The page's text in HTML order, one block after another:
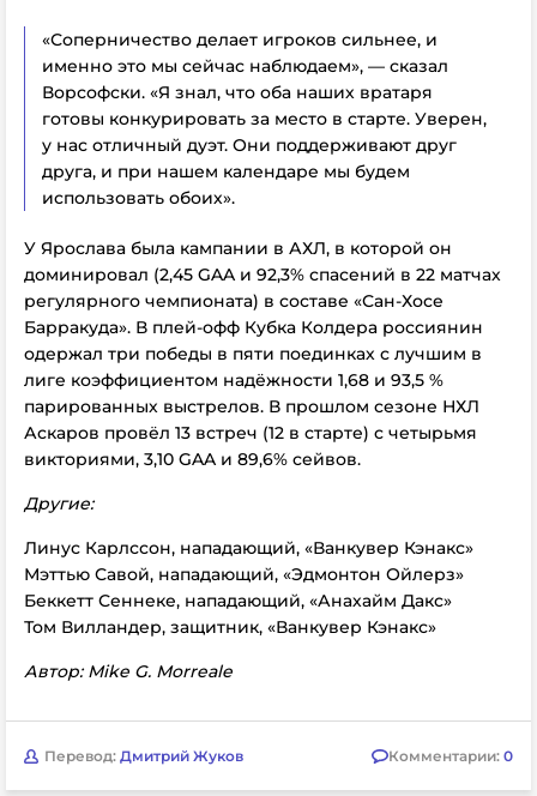
«Соперничество делает игроков сильнее, и
именно это мы сейчас наблюдаем», — сказал
Ворсофски. «Я знал, что оба наших вратаря
готовы конкурировать за место в старте. Уверен,
у нас отличный дуэт. Они поддерживают друг
друга, и при нашем календаре мы будем
использовать обоих».
У Ярослава была кампании в АХЛ, в которой он
доминировал (2,45 GAA и 92,3% спасений в 22 матчах
регулярного чемпионата) в составе «Сан-Хосе
Барракуда». В плей-офф Кубка Колдера россиянин
одержал три победы в пяти поединках с лучшим в
лиге коэффициентом надёжности 1,68 и 93,5 %
парированных выстрелов. В прошлом сезоне НХЛ
Аскаров провёл 13 встреч (12 в старте) с четырьмя
викториями, 3,10 GAA и 89,6% сейвов.
Другие:
Линус Карлссон, нападающий, «Ванкувер Кэнакс»
Мэттью Савой, нападающий, «Эдмонтон Ойлерз»
Беккетт Сеннеке, нападающий, «Анахайм Дакс»
Том Вилландер, защитник, «Ванкувер Кэнакс»
Автор: Mike G. Morreale
Перевод: Дмитрий Жуков Комментарии: 0